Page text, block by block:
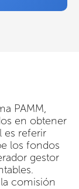
PAMM,
en obtener
es referir
los fondos
gestor
comisión